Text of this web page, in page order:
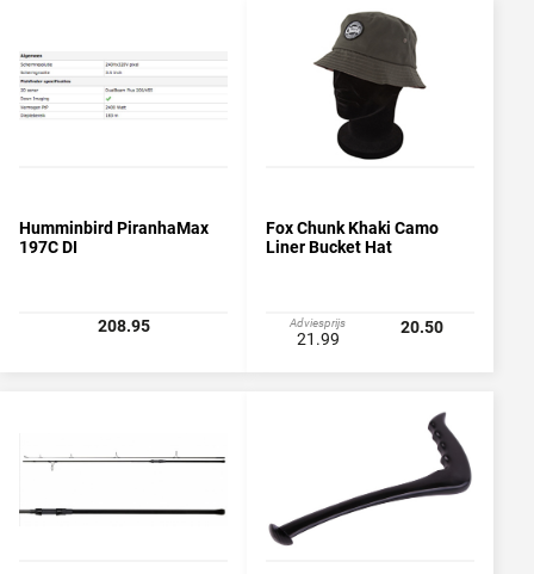
Humminbird PiranhaMax
197C DI
208.95
Fox Chunk Khaki Camo
Liner Bucket Hat
Adviesprijs
21.99
20.50